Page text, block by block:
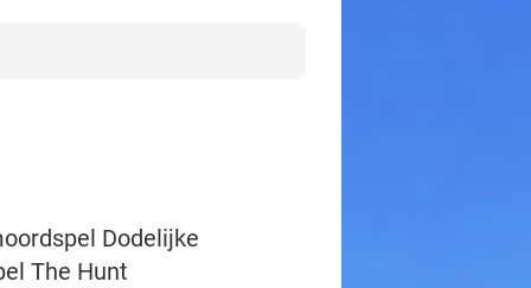
Dodelijke
The Hunt